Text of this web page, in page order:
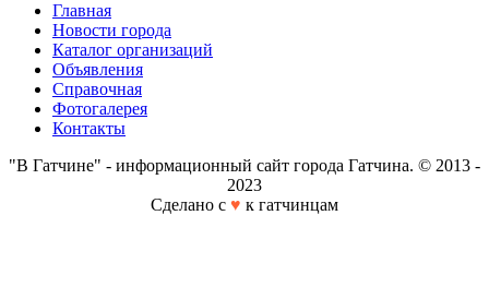
Главная
Новости города
Каталог организаций
Объявления
Справочная
Фотогалерея
Контакты
"В Гатчине" - информационный сайт города Гатчина. © 2013 -
2023
Сделано с ♥ к гатчинцам